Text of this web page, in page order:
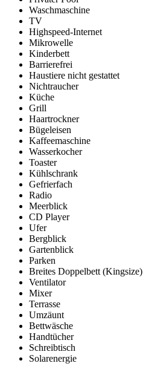
Waschmaschine
TV
Highspeed-Internet
Mikrowelle
Kinderbett
Barrierefrei
Haustiere nicht gestattet
Nichtraucher
Küche
Grill
Haartrockner
Bügeleisen
Kaffeemaschine
Wasserkocher
Toaster
Kühlschrank
Gefrierfach
Radio
Meerblick
CD Player
Ufer
Bergblick
Gartenblick
Parken
Breites Doppelbett (Kingsize)
Ventilator
Mixer
Terrasse
Umzäunt
Bettwäsche
Handtücher
Schreibtisch
Solarenergie